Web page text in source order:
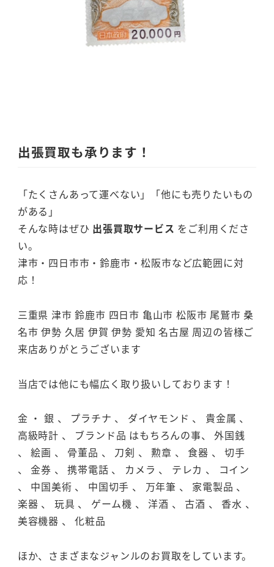
出張買取も承ります！
「たくさんあって運べない」「他にも売りたいもの
がある」
そんな時はぜひ 出張買取サービス をご利用くださ
い。
津市・四日市市・鈴鹿市・松阪市など広範囲に対
応！
三重県 津市 鈴鹿市 四日市 亀山市 松阪市 尾鷲市 桑
名市 伊勢 久居 伊賀 伊勢 愛知 名古屋 周辺の皆様ご
来店ありがとうございます
当店では他にも幅広く取り扱いしております！
金 ・ 銀 、 プラチナ 、 ダイヤモンド 、 貴金属 、
高級時計 、 ブランド品 はもちろんの事、 外国銭
、 絵画 、 骨董品 、 刀剣 、 勲章 、 食器 、 切手
、 金券 、 携帯電話 、 カメラ 、 テレカ 、 コイン
、 中国美術 、 中国切手 、 万年筆 、 家電製品 、
楽器 、 玩具 、 ゲーム機 、 洋酒 、 古酒 、 香水 、
美容機器 、 化粧品
ほか、さまざまなジャンルのお買取をしています。